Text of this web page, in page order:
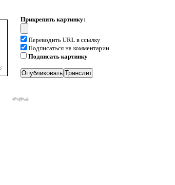
Прикрепить картинку:
Переводить URL в ссылку
Подписаться на комментарии
Подписать картинку